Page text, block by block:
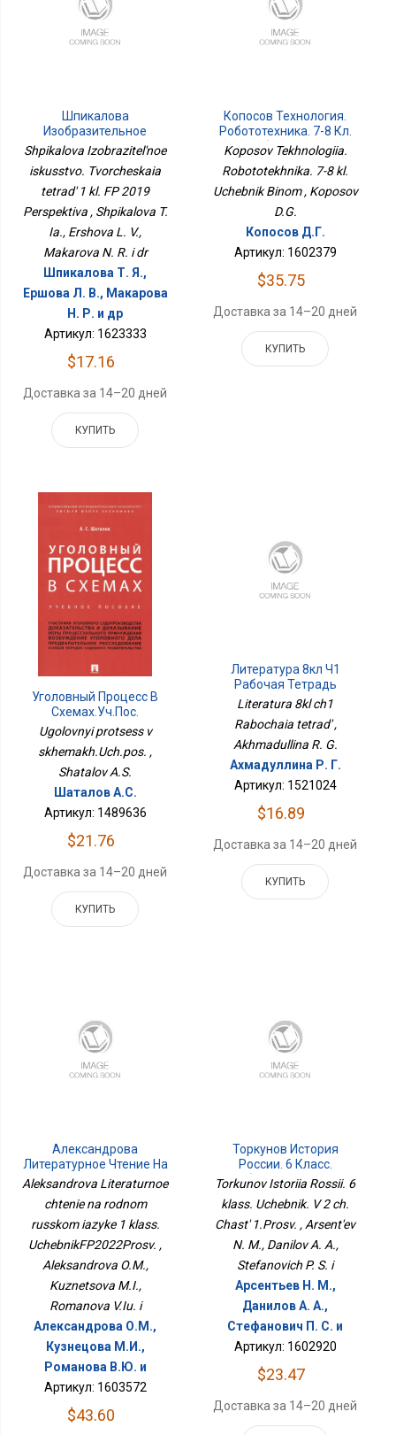
Шпикалова
Изобразительное
Искусство. Творческая
Тетрадь 1 Кл. ФП 2019
Перспектива
Shpikalova Izobrazitel'noe
iskusstvo. Tvorcheskaia
tetrad' 1 kl. FP 2019
Perspektiva , Shpikalova T.
Ia., Ershova L. V.,
Makarova N. R. i dr
Шпикалова Т. Я.,
Ершова Л. В., Макарова
Н. Р. и др
Артикул: 1623333
$17.16
Доставка за 14–20 дней
КУПИТЬ
Копосов Технология.
Робототехника. 7-8 Кл.
Учебник Бином
Koposov Tekhnologiia.
Robototekhnika. 7-8 kl.
Uchebnik Binom , Koposov
D.G.
Копосов Д.Г.
Артикул: 1602379
$35.75
Доставка за 14–20 дней
КУПИТЬ
Уголовный Процесс В
Схемах.Уч.пос.
Ugolovnyi protsess v
skhemakh.Uch.pos. ,
Shatalov A.S.
Шаталов А.С.
Артикул: 1489636
$21.76
Доставка за 14–20 дней
КУПИТЬ
Литература 8кл Ч1
Рабочая Тетрадь
Literatura 8kl ch1
Rabochaia tetrad' ,
Akhmadullina R. G.
Ахмадуллина Р. Г.
Артикул: 1521024
$16.89
Доставка за 14–20 дней
КУПИТЬ
Александрова
Литературное Чтение На
Родном Русском Языке 1
УчебникФП2022Просв.
Aleksandrova Literaturnoe
chtenie na rodnom
russkom iazyke 1 klass.
UchebnikFP2022Prosv. ,
Aleksandrova O.M.,
Kuznetsova M.I.,
Romanova V.Iu. i
Александрова О.М.,
Кузнецова М.И.,
Романова В.Ю. и
Артикул: 1603572
$43.60
Торкунов История
России. 6 Класс.
Учебник. В 2 Ч. Часть
Torkunov Istoriia Rossii. 6
klass. Uchebnik. V 2 ch.
Chast' 1.Prosv. , Arsent'ev
N. M., Danilov A. A.,
Stefanovich P. S. i
Арсентьев Н. М.,
Данилов А. А.,
Стефанович П. С. и
Артикул: 1602920
$23.47
Доставка за 14–20 дней